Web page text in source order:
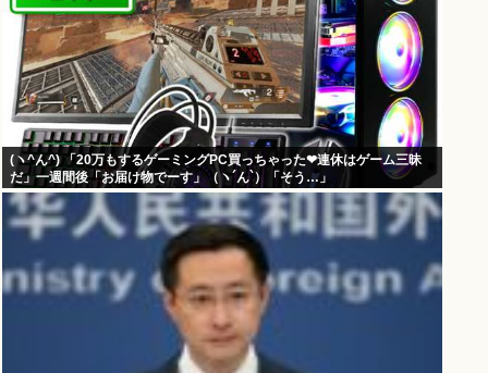
(ヽ^ん^) 「20万もするゲーミングPC買っちゃった❤連休はゲーム三昧
だ」一週間後「お届け物でーす」（ヽ´ん`）「そう…」